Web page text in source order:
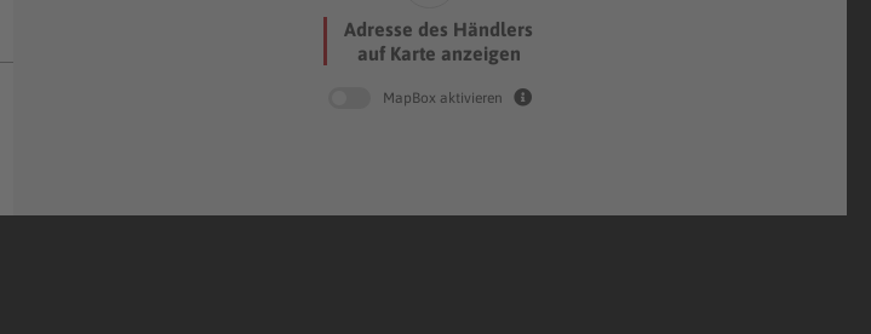
Adresse des Händlers
auf Karte anzeigen
MapBox aktivieren